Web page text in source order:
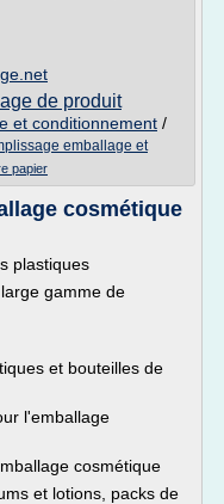
de produit
et conditionnement /
emballage et
papier
cosmétique
plastiques
gamme de
et bouteilles de
l'emballage
cosmétique
et lotions, packs de